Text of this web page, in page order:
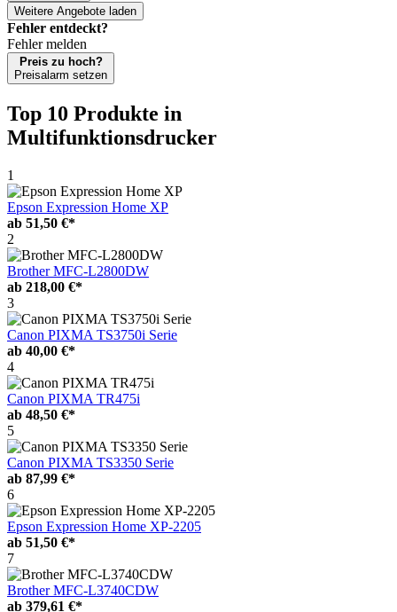
Weitere Angebote laden
Fehler entdeckt?
Fehler melden
Preis zu hoch?
Preisalarm setzen
Top 10 Produkte in
Multifunktionsdrucker
1
Epson Expression Home XP
ab 51,50 €*
2
Brother MFC-L2800DW
ab 218,00 €*
3
Canon PIXMA TS3750i Serie
ab 40,00 €*
4
Canon PIXMA TR475i
ab 48,50 €*
5
Canon PIXMA TS3350 Serie
ab 87,99 €*
6
Epson Expression Home XP-2205
ab 51,50 €*
7
Brother MFC-L3740CDW
ab 379,61 €*